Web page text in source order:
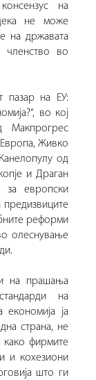
на
не може
на државата
членство во
пазар на ЕУ:
во кој
Макпрогрес
Европа, Живко
од
и Драган
за европски
предизвиците
реформи
олеснување
на прашања
на
економија ја
страна, не
фирмите
и кохезиони
што ги